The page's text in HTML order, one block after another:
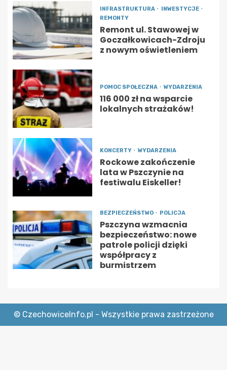
INFRASTRUKTURA
INWESTYCJE
REMONTY
Remont ul. Stawowej w
Goczałkowicach-Zdroju
z nowym oświetleniem
POMOC SPOŁECZNA WYDARZENIA
116 000 zł na wsparcie
lokalnych strażaków!
KONCERTY WYDARZENIA
Rockowe zakończenie
lata w Pszczynie na
festiwalu Eiskeller!
BEZPIECZEŃSTWO POLICJA
Pszczyna wzmacnia
bezpieczeństwo: nowe
patrole policji dzięki
współpracy z
burmistrzem
© CzechowiceInfo.pl - Wszystkie prawa zastrzeżone